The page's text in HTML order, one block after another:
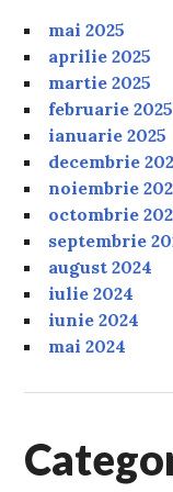
mai 2025
aprilie 2025
martie 2025
februarie 2025
ianuarie 2025
decembrie
noiembrie
octombrie
septembrie
august 2024
iulie 2024
iunie 2024
mai 2024